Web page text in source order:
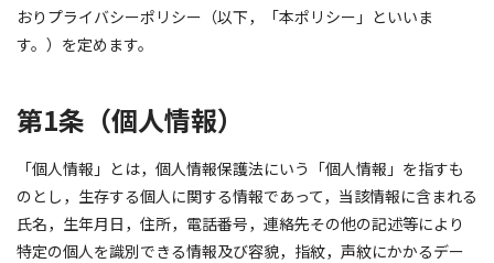
おりプライバシーポリシー（以下，「本ポリシー」といいま
す。）を定めます。
第1条（個人情報）
「個人情報」とは，個人情報保護法にいう「個人情報」を指すも
のとし，生存する個人に関する情報であって，当該情報に含まれる
氏名，生年月日，住所，電話番号，連絡先その他の記述等により
特定の個人を識別できる情報及び容貌，指紋，声紋にかかるデー